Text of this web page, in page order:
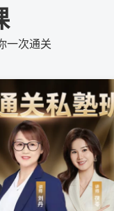
一次通关